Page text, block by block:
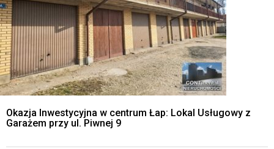
Okazja Inwestycyjna w centrum Łap: Lokal Usługowy z
Garażem przy ul. Piwnej 9